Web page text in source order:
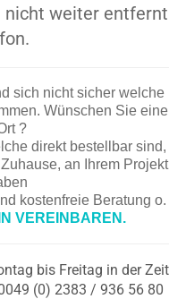
nicht weiter entfernt
sich nicht sicher welche
Wünschen Sie eine
?
direkt bestellbar sind,
an Ihrem Projekt
kostenfreie Beratung o.
VEREINBAREN.
bis Freitag in der Zeit
(0) 2383 / 936 56 80